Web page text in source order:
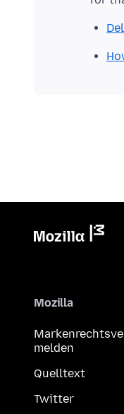
Mozilla
melden
Quelltext
Twitter